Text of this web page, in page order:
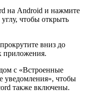
на Android и нажмите
чтобы открыть
вниз до
приложения.
с «Встроенные
уведомления», чтобы
также включены.